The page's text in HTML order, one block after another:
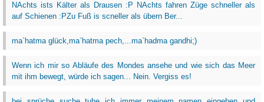
NAchts ists Kälter als Drausen :P NAchts fahren Züge schneller als
auf Schienen :PZu Fuß is scneller als übern Ber...
ma`hatma glück,ma`hatma pech,...ma`hadma gandhi;)
Wenn ich mir so Abläufe des Mondes ansehe und wie sich das Meer
mit ihm bewegt, würde ich sagen... Nein. Vergiss es!